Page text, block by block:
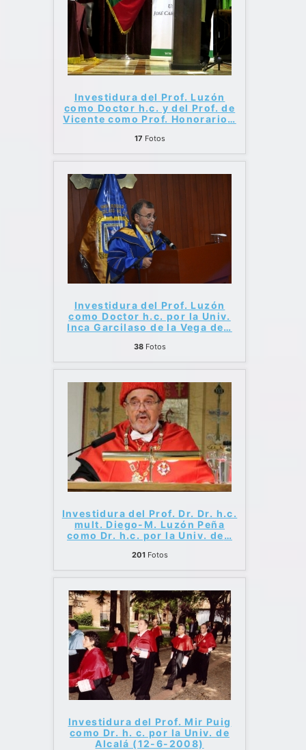
Investidura del Prof. Luzón
como Doctor h.c. y del Prof. de
Vicente como Prof. Honorario…
17 Fotos
Investidura del Prof. Luzón
como Doctor h.c. por la Univ.
Inca Garcilaso de la Vega de…
38Fotos
Investidura del Prof. Dr. Dr. h.c.
mult. Diego-M. Luzón Peña
como Dr. h.c. por la Univ. de…
201Fotos
Investidura del Prof. Mir Puig
como Dr. h. c. por la Univ. de
Alcalá (12-6-2008)